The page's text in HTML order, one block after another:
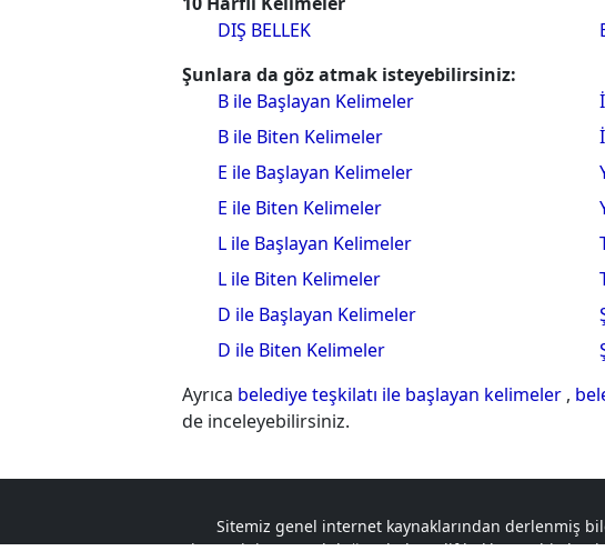
DIŞ BELLEK
Şunlara da göz atmak isteyebilirsiniz:
B ile Başlayan Kelimeler
B ile Biten Kelimeler
E ile Başlayan Kelimeler
E ile Biten Kelimeler
L ile Başlayan Kelimeler
L ile Biten Kelimeler
D ile Başlayan Kelimeler
D ile Biten Kelimeler
Ayrıca belediye teşkilatı ile başlayan kelimeler ,
de inceleyebilirsiniz.
Sitemiz genel internet kaynaklarından derlenmiş